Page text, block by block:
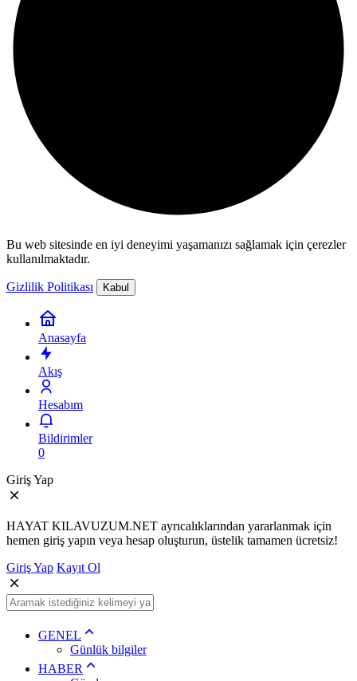
Bu web sitesinde en iyi deneyimi yaşamanızı sağlamak için çerezler
kullanılmaktadır.
Gizlilik Politikası Kabul
Anasayfa
Akış
Hesabım
Bildirimler
0
Giriş Yap
HAYAT KILAVUZUM.NET ayrıcalıklarından yararlanmak için
hemen giriş yapın veya hesap oluşturun, üstelik tamamen ücretsiz!
Giriş Yap Kayıt Ol
GENEL
Günlük bilgiler
HABER